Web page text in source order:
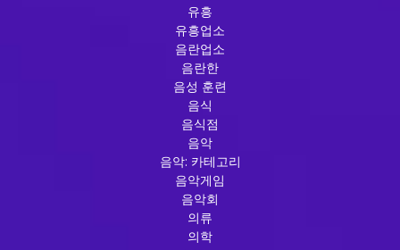
유흥
유흥업소
음란업소
음란한
음성 훈련
음식
음식점
음악
음악: 카테고리
음악게임
음악회
의류
의학